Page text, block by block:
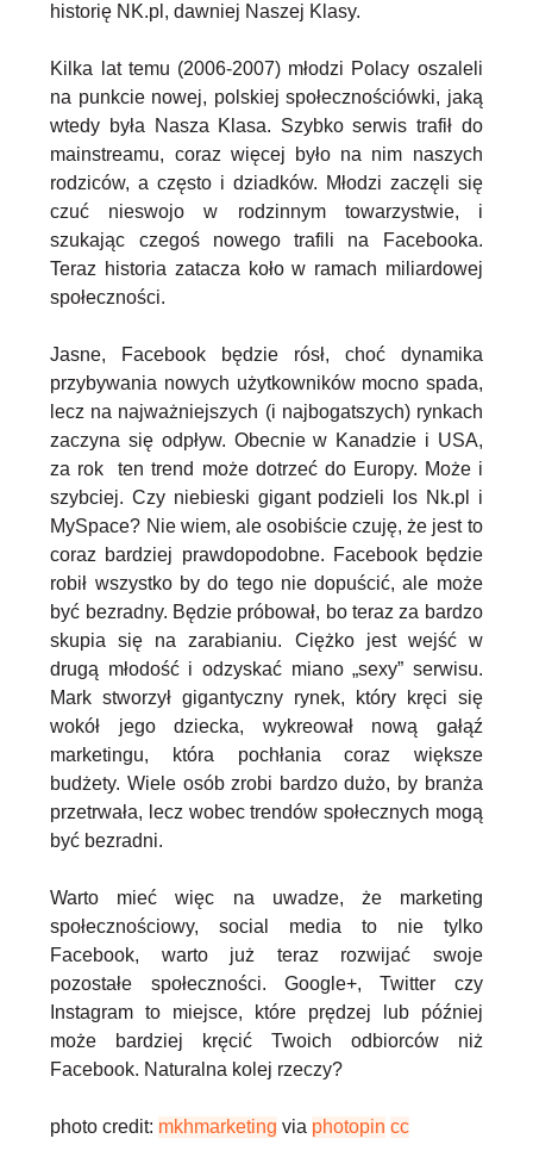
historię NK.pl, dawniej Naszej Klasy.
Kilka lat temu (2006-2007) młodzi Polacy oszaleli
na punkcie nowej, polskiej społecznościówki, jaką
wtedy była Nasza Klasa. Szybko serwis trafił do
mainstreamu, coraz więcej było na nim naszych
rodziców, a często i dziadków. Młodzi zaczęli się
czuć nieswojo w rodzinnym towarzystwie, i
szukając czegoś nowego trafili na Facebooka.
Teraz historia zatacza koło w ramach miliardowej
społeczności.
Jasne, Facebook będzie rósł, choć dynamika
przybywania nowych użytkowników mocno spada,
lecz na najważniejszych (i najbogatszych) rynkach
zaczyna się odpływ. Obecnie w Kanadzie i USA,
za rok ten trend może dotrzeć do Europy. Może i
szybciej. Czy niebieski gigant podzieli los Nk.pl i
MySpace? Nie wiem, ale osobiście czuję, że jest to
coraz bardziej prawdopodobne. Facebook będzie
robił wszystko by do tego nie dopuścić, ale może
być bezradny. Będzie próbował, bo teraz za bardzo
skupia się na zarabianiu. Ciężko jest wejść w
drugą młodość i odzyskać miano „sexy” serwisu.
Mark stworzył gigantyczny rynek, który kręci się
wokół jego dziecka, wykreował nową gałąź
marketingu, która pochłania coraz większe
budżety. Wiele osób zrobi bardzo dużo, by branża
przetrwała, lecz wobec trendów społecznych mogą
być bezradni.
Warto mieć więc na uwadze, że marketing
społecznościowy, social media to nie tylko
Facebook, warto już teraz rozwijać swoje
pozostałe społeczności. Google+, Twitter czy
Instagram to miejsce, które prędzej lub później
może bardziej kręcić Twoich odbiorców niż
Facebook. Naturalna kolej rzeczy?
photo credit: mkhmarketing via photopin cc